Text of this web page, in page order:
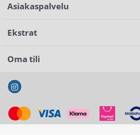
Asiakaspalvelu
Ekstrat
Oma tili